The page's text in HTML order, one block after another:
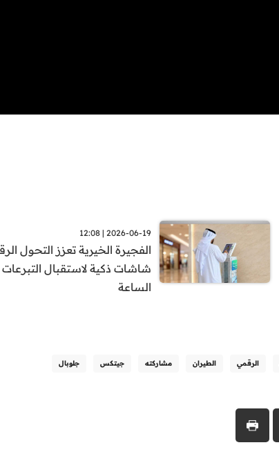
2026-06-19 | 12:08
الفجيرة الخيرية تعزز التحول
شاشات ذكية لاستقبال
الساعة
الرقمي الطيران مشاركته جيتكس جلوبال